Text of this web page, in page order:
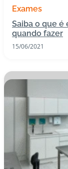
Exames
Saiba o que é
quando fazer
15/06/2021